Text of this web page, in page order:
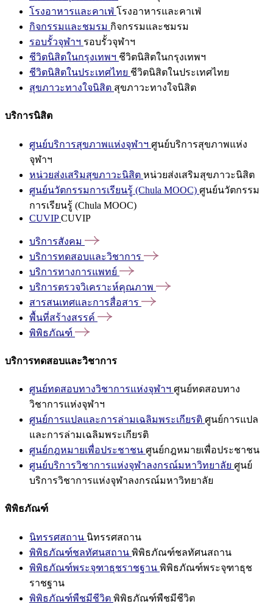
โรงอาหารและคาเฟ่ โรงอาหารและคาเฟ่
กิจกรรมและชมรม กิจกรรมและชมรม
รอบรั้วจุฬาฯ รอบรั้วจุฬาฯ
ชีวิตนิสิตในกรุงเทพฯ ชีวิตนิสิตในกรุงเทพฯ
ชีวิตนิสิตในประเทศไทย ชีวิตนิสิตในประเทศไทย
สุขภาวะทางใจนิสิต สุขภาวะทางใจนิสิต
บริการนิสิต
ศูนย์บริการสุขภาพแห่งจุฬาฯ ศูนย์บริการสุขภาพแห่ง
จุฬาฯ
หน่วยส่งเสริมสุขภาวะนิสิต หน่วยส่งเสริมสุขภาวะนิสิต
ศูนย์นวัตกรรมการเรียนรู้ (Chula MOOC) ศูนย์นวัตกรรม
การเรียนรู้ (Chula MOOC)
CUVIPCUVIP
บริการสังคม
บริการทดสอบและวิชาการ
บริการทางการแพทย์
บริการตรวจวิเคราะห์คุณภาพ
สารสนเทศและการสื่อสาร
พื้นที่สร้างสรรค์
พิพิธภัณฑ์
บริการทดสอบและวิชาการ
ศูนย์ทดสอบทางวิชาการแห่งจุฬาฯ ศูนย์ทดสอบทาง
วิชาการแห่งจุฬาฯ
ศูนย์การแปลและการล่ามเฉลิมพระเกียรติ ศูนย์การแปล
และการล่ามเฉลิมพระเกียรติ
ศูนย์กฎหมายเพื่อประชาชน ศูนย์กฎหมายเพื่อประชาชน
ศูนย์บริการวิชาการแห่งจุฬาลงกรณ์มหาวิทยาลัย ศูนย์
บริการวิชาการแห่งจุฬาลงกรณ์มหาวิทยาลัย
พิพิธภัณฑ์
นิทรรศสถาน นิทรรศสถาน
พิพิธภัณฑ์ชลทัศนสถาน พิพิธภัณฑ์ชลทัศนสถาน
พิพิธภัณฑ์พระจุฑาธุชราชฐาน พิพิธภัณฑ์พระจุฑาธุช
ราชฐาน
พิพิธภัณฑ์พืชมีชีวิต พิพิธภัณฑ์พืชมีชีวิต